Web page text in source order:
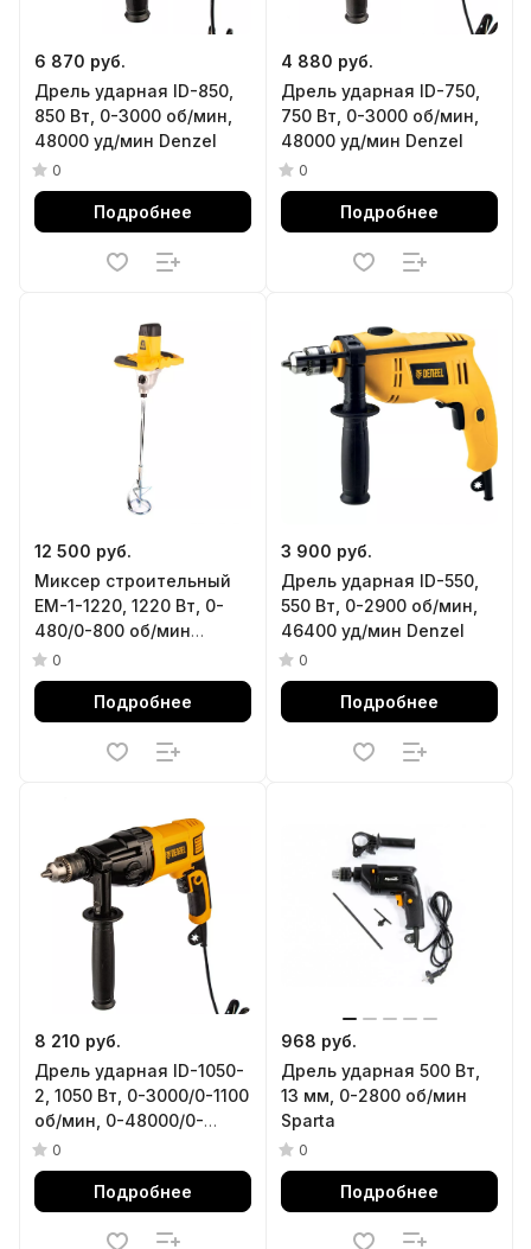
6 870 руб.
Дрель ударная ID-850,
850 Вт, 0-3000 об/мин,
48000 уд/мин Denzel
0
Подробнее
4 880 руб.
Дрель ударная ID-750,
750 Вт, 0-3000 об/мин,
48000 уд/мин Denzel
0
Подробнее
12 500 руб.
Миксер строительный
EM-1-1220, 1220 Вт, 0-
480/0-800 об/мин
Denzel
0
Подробнее
3 900 руб.
Дрель ударная ID-550,
550 Вт, 0-2900 об/мин,
46400 уд/мин Denzel
0
Подробнее
8 210 руб.
Дрель ударная ID-1050-
2, 1050 Вт, 0-3000/0-1100
об/мин, 0-48000/0-
17600 уд/мин, 2
скорости Denzel
0
Подробнее
968 руб.
Дрель ударная 500 Вт,
13 мм, 0-2800 об/мин
Sparta
0
Подробнее